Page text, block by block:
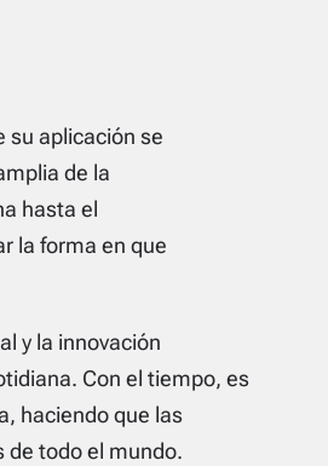
su aplicación se
de la
hasta el
la forma en que
y la innovación
Con el tiempo, es
haciendo que las
de todo el mundo.